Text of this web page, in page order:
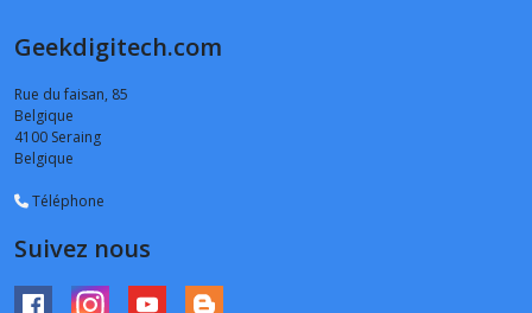
Geekdigitech.com
Rue du faisan, 85
Belgique
4100 Seraing
Belgique
Téléphone
Suivez nous